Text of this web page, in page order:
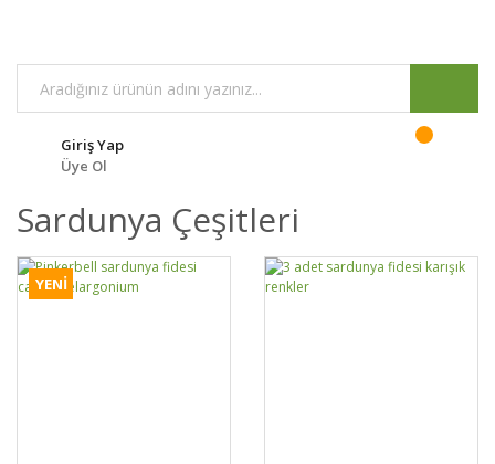
Giriş Yap
Üye Ol
Sardunya Çeşitleri
YENİ